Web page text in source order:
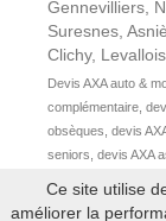
Ce site utilise
améliorer la
Gennevilliers,
Suresnes,
Clichy,
Devis AXA auto &
complémentaire,
obsèques, devis
seniors, devis AXA
responsabilité